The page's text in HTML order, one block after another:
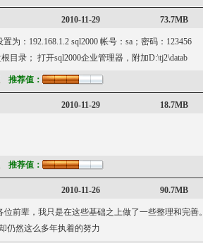
2010-11-29 73.7MB
为：192.168.1.2 sql2000 帐号：sa；密码：123456
目录； 打开sql2000企业管理器，附加D:\tj2\datab
推荐值：
2010-11-29 18.7MB
推荐值：
2010-11-26 90.7MB
前辈，我只是在这些基础之上做了一些整理和完善。
仍然这么多年执着的努力